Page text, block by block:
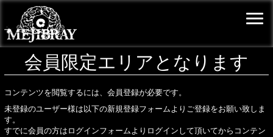
会員限定エリアとなります
コンテンツを閲覧するには、会員登録が必要です。
未登録のユーザー様は以下の新規登録フォームよりご登録をお願い致しま
す。
すでに会員の方はログインフォームよりログインして頂いてからコンテン